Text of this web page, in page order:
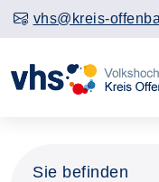
vhs@kreis-
Sie befinden